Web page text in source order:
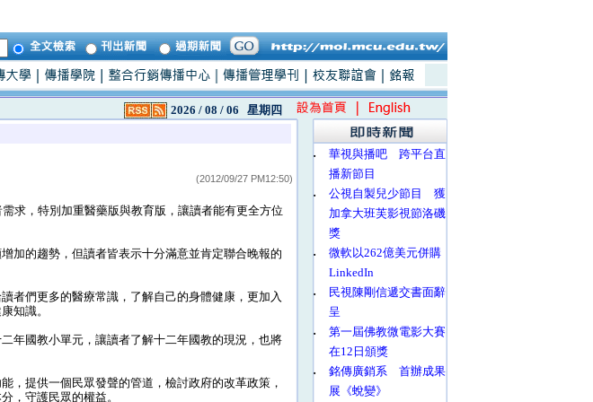
2026 / 08 / 06 星期四
(2012/09/27 PM12:50)
求，特別加重醫藥版與教育版，讓讀者能有更全方位
加的趨勢，但讀者皆表示十分滿意並肯定聯合晚報的
者們更多的醫療常識，了解自己的身體健康，更加入
知識。
年國教小單元，讓讀者了解十二年國教的現況，也將
，提供一個民眾發聲的管道，檢討政府的改革政策，
，守護民眾的權益。
‧
華視與播吧 跨平台直
播新節目
‧
公視自製兒少節目 獲
加拿大班芙影視節洛磯
獎
‧
微軟以262億美元併購
LinkedIn
‧
民視陳剛信遞交書面辭
呈
‧
第一屆佛教微電影大賽
在12日頒獎
‧
銘傳廣銷系 首辦成果
展《蛻變》